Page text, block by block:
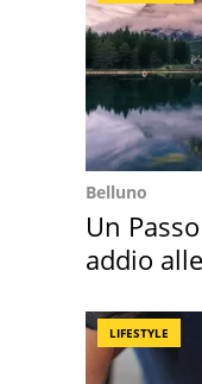
Belluno
Un
addio
LIFESTYLE